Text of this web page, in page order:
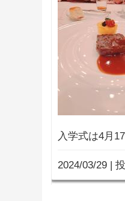
入学式は4月
2024/03/29 |